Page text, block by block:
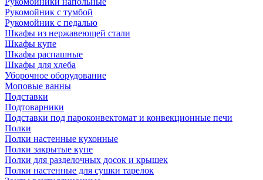
Рукомойник с тумбой
Рукомойник с педалью
Шкафы из нержавеющей стали
Шкафы купе
Шкафы распашные
Шкафы для хлеба
Уборочное оборудование
Моповые ванны
Подставки
Подтоварники
Подставки под пароконвектомат и конвекционные печи
Полки
Полки настенные кухонные
Полки закрытые купе
Полки для разделочных досок и крышек
Полки настенные для сушки тарелок